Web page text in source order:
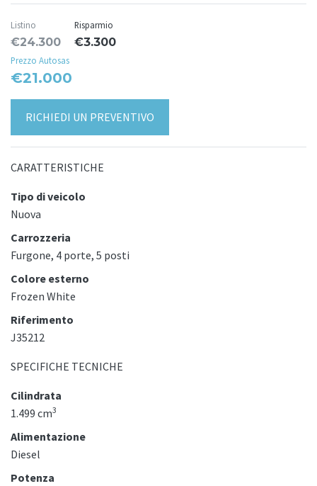
Listino
€24.300
Risparmio
€3.300
Prezzo Autosas
€21.000
RICHIEDI UN PREVENTIVO
CARATTERISTICHE
Tipo di veicolo
Nuova
Carrozzeria
Furgone, 4 porte, 5 posti
Colore esterno
Frozen White
Riferimento
J35212
SPECIFICHE TECNICHE
Cilindrata
1.499 cm3
Alimentazione
Diesel
Potenza